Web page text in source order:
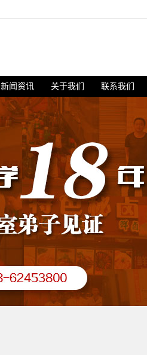
新闻资讯 关于我们 联系我们